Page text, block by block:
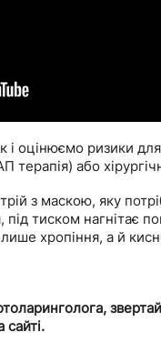
оцінюємо ризики
або
з маскою, яку
тиском нагнітає
хропіння, а й